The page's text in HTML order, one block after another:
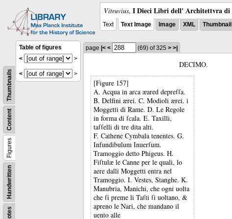
Vitruvius, I Dieci Libri dell' Architettvra
Text Text Image Image XML
Notes
Handwritten
Figures
Content
Thumbnails
Table of figures
<
>
< >
page |< < (69) of 325 > >|
DECIMO.
[Figure 157]
A. Acqua in arca æared depreſſa.
B. Delfini ærei. C. Modioli ærei. i
Moggetti di Rame. D. Le Regole
in forma di ſcala. E. Taxilli,
taſſelli di tre dita alti.
F. Cathene Cymbala tenentes. G.
Infundibulum Inuerſum.
Tramoggio detto Phigeus. H.
Fiſtulæ le Canne per le quali, lo
aere dalli Moggetti entra nel
Tramoggio. I. Vestes, Stanghe. K.
Manubria, Manichi, che ogni uolta
che ſi preme li Taſti ſi uoltano, &
apreno le Nari, che mandano il
uento alle